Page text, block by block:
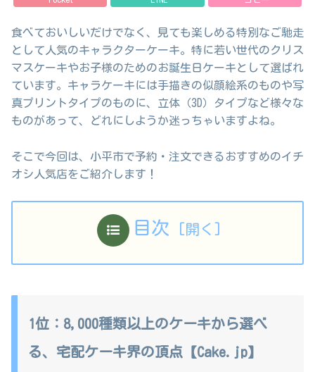
食べておいしいだけでなく、見ても楽しめる特別なご馳走
として人気のキャラクターケーキ。特に若い世代のクリス
マスケーキやお子様のためのお誕生日ケーキとして選ばれ
ています。キャラケーキには手描きの似顔絵系のものや写
真プリントタイプのものに、立体（3D）タイプなど様々な
ものがあって、どれにしようか迷っちゃいますよね。
そこで今回は、小平市で予約・注文できるおすすめのイチ
オシ人気店をご紹介します！
目次
1位：8,000種類以上のケーキから選べ
る、宅配ケーキ界の頂点【Cake.jp】